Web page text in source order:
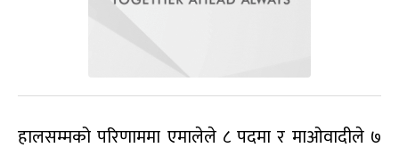
हालसम्मको परिणाममा एमालेले ८ पदमा र माओवादीले ७